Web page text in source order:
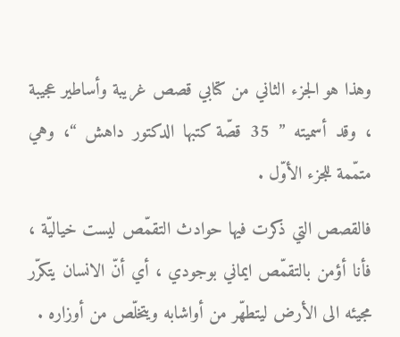
وهذا هو الجزء الثاني من كتابي قصص غريبة وأساطير عجيبة
، وقد أسميته ” 35 قصّة كتبها الدكتور داهش “، وهي
متمّمة للجزء الأوّل .
فالقصص التي ذكرت فيها حوادث التقمّص ليست خياليّة ،
فأنا أؤمن بالتقمّص ايماني بوجودي ، أي أنّ الانسان يتكرّر
مجيئه الى الأرض ليتطهّر من أواشابه ويتخلّص من أوزاره .